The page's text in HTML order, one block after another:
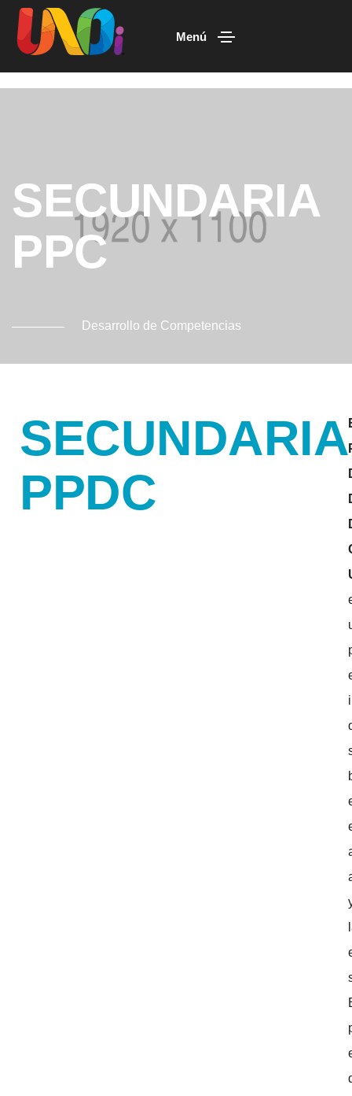
Menú
SECUNDARIA
PPC
Desarrollo de Competencias
SECUNDARIA
PPDC